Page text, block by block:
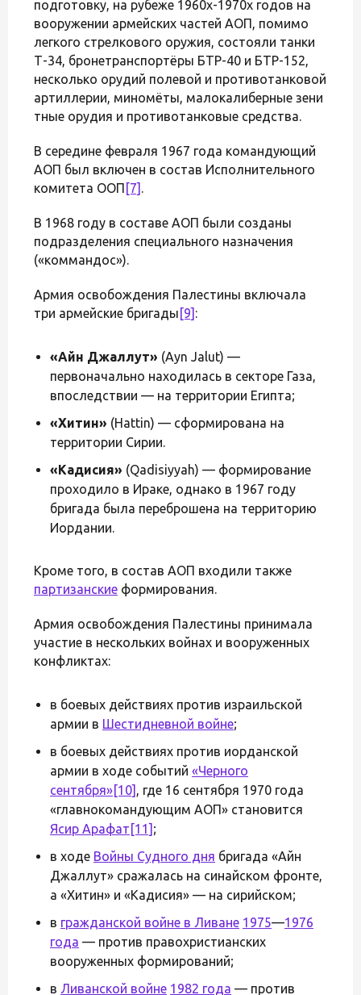
подготовку, на рубеже 1960х-1970х годов на
вооружении армейских частей АОП, помимо
легкого стрелкового оружия, состояли танки
Т-34, бронетранспортёры БТР-40 и БТР-152,
несколько орудий полевой и противотанковой
артиллерии, миномёты, малокалиберные зени
тные орудия и противотанковые средства.
В середине февраля 1967 года командующий
АОП был включен в состав Исполнительного
комитета ООП [7] .
В 1968 году в составе АОП были созданы
подразделения специального назначения
(«коммандос»).
Армия освобождения Палестины включала
три армейские бригады [9] :
«Айн Джаллут» (Ayn Jalut) —
первоначально находилась в секторе Газа,
впоследствии — на территории Египта;
«Хитин» (Hattin) — сформирована на
территории Сирии.
«Кадисия» (Qadisiyyah) — формирование
проходило в Ираке, однако в 1967 году
бригада была переброшена на территорию
Иордании.
Кроме того, в состав АОП входили также
партизанские формирования.
Армия освобождения Палестины принимала
участие в нескольких войнах и вооруженных
конфликтах:
в боевых действиях против израильской
армии в Шестидневной войне;
в боевых действиях против иорданской
армии в ходе событий «Черного
сентября»[10] , где 16 сентября 1970 года
«главнокомандующим АОП» становится
Ясир Арафат [11] ;
в ходе Войны Судного дня бригада «Айн
Джаллут» сражалась на синайском фронте,
а «Хитин» и «Кадисия» — на сирийском;
в гражданской войне в Ливане 1975—1976
года — против правохристианских
вооруженных формирований;
в Ливанской войне 1982 года — против